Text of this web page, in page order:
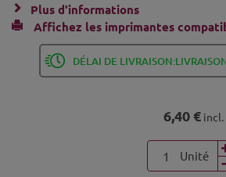
Plus d'informations
Affichez les imprimantes
DÉLAI DE
6,40 € incl.
Unité